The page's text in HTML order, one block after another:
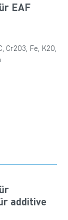
EAF
Cr2O3, Fe, K2O,
additive